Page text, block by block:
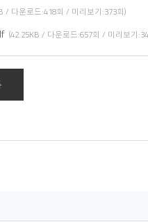
/ 다운로드:418회 / 미리보기:373회)
(42.25KB / 다운로드:657회 / 미리보기